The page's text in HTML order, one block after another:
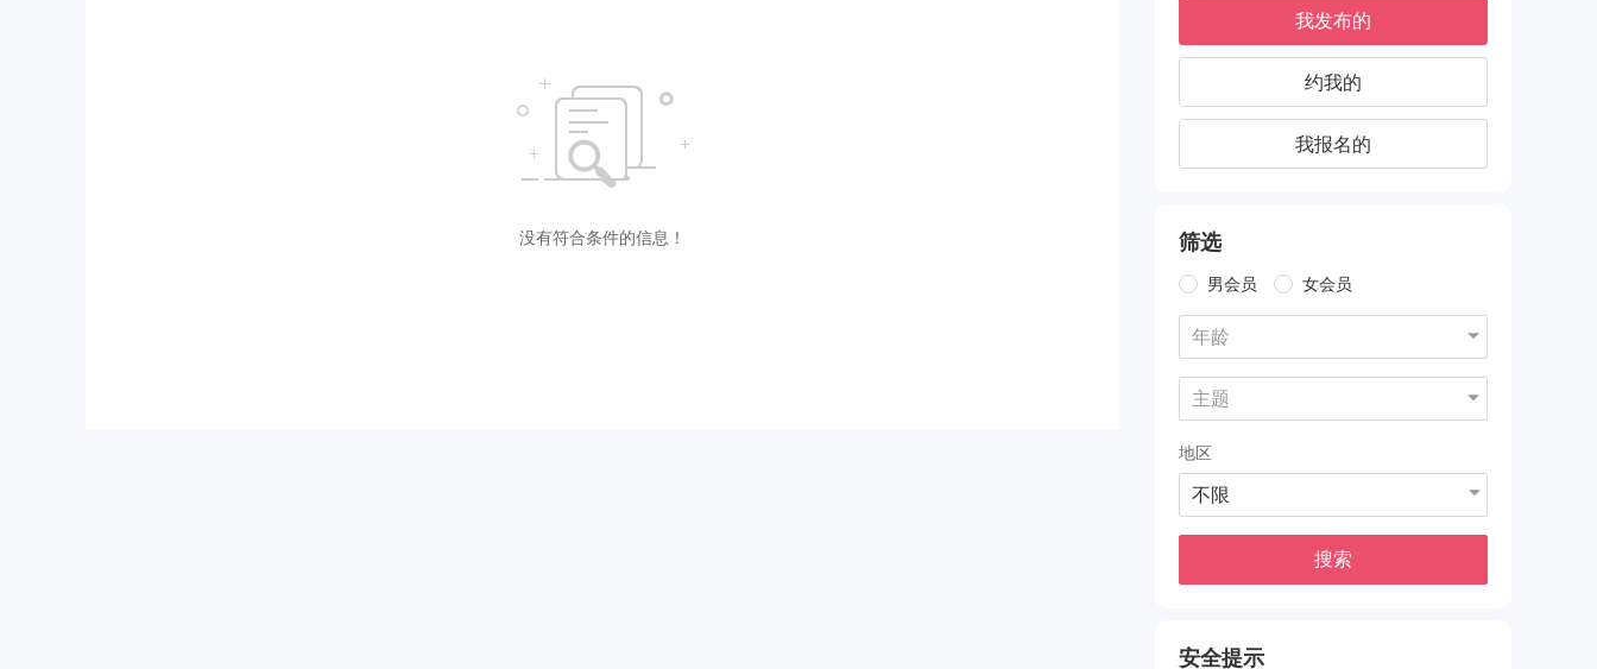
没有符合条件的信息！
我发布的
约我的
我报名的
筛选
男会员 女会员
年龄
主题
地区
不限
搜索
安全提示